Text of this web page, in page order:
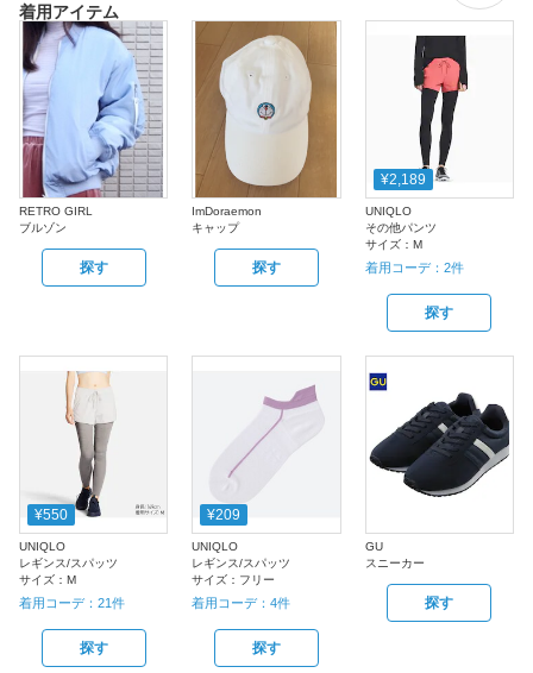
着用アイテム
RETRO GIRL
ブルゾン
探す
ImDoraemon
キャップ
探す
¥2,189
UNIQLO
その他パンツ
サイズ： M
着用コーデ： 2件
探す
¥550
UNIQLO
レギンス/スパッツ
サイズ： M
着用コーデ： 21件
探す
¥209
UNIQLO
レギンス/スパッツ
サイズ： フリー
着用コーデ：4件
探す
GU
スニーカー
探す